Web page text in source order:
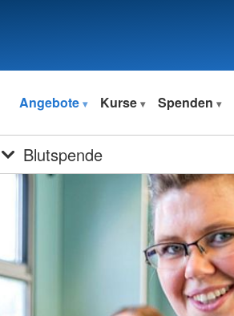
Angebote Kurse Spenden
Blutspende